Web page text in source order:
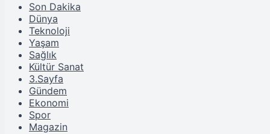
Son Dakika
Dünya
Teknoloji
Yaşam
Sağlık
Kültür Sanat
3.Sayfa
Gündem
Ekonomi
Spor
Magazin